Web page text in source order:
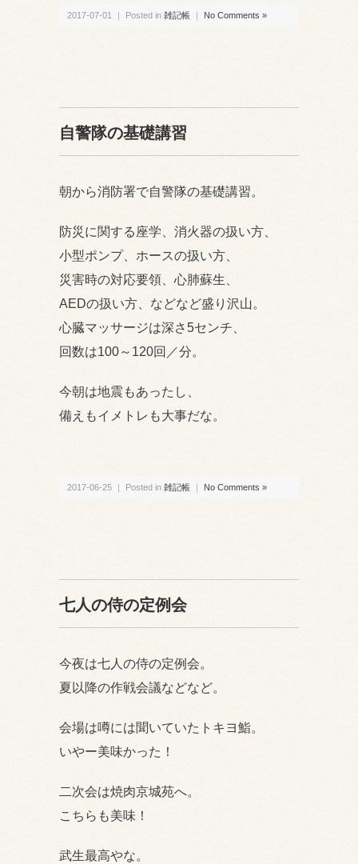
2017-07-01 ｜ Posted in 雑記帳 ｜ No Comments »
自警隊の基礎講習
朝から消防署で自警隊の基礎講習。
防災に関する座学、消火器の扱い方、
小型ポンプ、ホースの扱い方、
災害時の対応要領、心肺蘇生、
AEDの扱い方、などなど盛り沢山。
心臓マッサージは深さ5センチ、
回数は100～120回／分。
今朝は地震もあったし、
備えもイメトレも大事だな。
2017-06-25 ｜ Posted in 雑記帳 ｜ No Comments »
七人の侍の定例会
今夜は七人の侍の定例会。
夏以降の作戦会議などなど。
会場は噂には聞いていたトキヨ鮨。
いやー美味かった！
二次会は焼肉京城苑へ。
こちらも美味！
武生最高やな。